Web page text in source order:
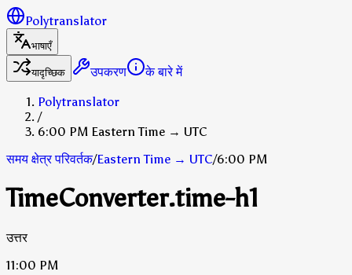
Polytranslator
भाषाएँ
यादृच्छिक
उपकरण
के बारे में
Polytranslator
/
6:00 PM Eastern Time → UTC
समय क्षेत्र परिवर्तक/Eastern Time → UTC/6:00 PM
TimeConverter.time-h1
उत्तर
11:00 PM